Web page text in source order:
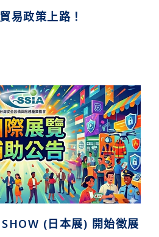
易政策上路！
(日本展) 開始徵展